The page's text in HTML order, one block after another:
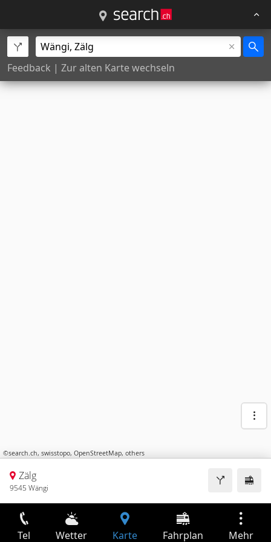
Feedback | Zur alten Karte wechseln
©search.ch, swisstopo, OpenStreetMap, others
Zälg
9545 Wängi
Tel Wetter Karte Fahrplan Mehr